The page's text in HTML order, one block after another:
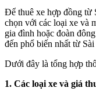
Để thuê xe hợp đồng từ
chọn với các loại xe và
gia đình hoặc đoàn
đến phổ biến nhất từ
Dưới đây là tổng hợp
1. Các loại xe và giá